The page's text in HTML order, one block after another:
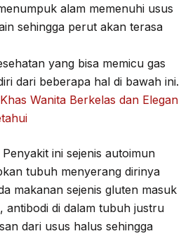
alam memenuhi usus
sehingga perut akan terasa
yang bisa memicu gas
dari beberapa hal di bawah ini.
Wanita Berkelas dan Elegan
ini sejenis autoimun
tubuh menyerang dirinya
makanan sejenis gluten masuk
antibodi di dalam tubuh justru
dari usus halus sehingga